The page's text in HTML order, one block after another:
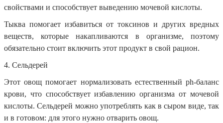
свойствами и способствует выведению мочевой кислоты.
Тыква помогает избавиться от токсинов и других вредных
веществ, которые накапливаются в организме, поэтому
обязательно стоит включить этот продукт в свой рацион.
4. Сельдерей
Этот овощ помогает нормализовать естественный ph-баланс
крови, что способствует избавлению организма от мочевой
кислоты. Сельдерей можно употреблять как в сыром виде, так
и в готовом: для этого нужно отварить овощ.